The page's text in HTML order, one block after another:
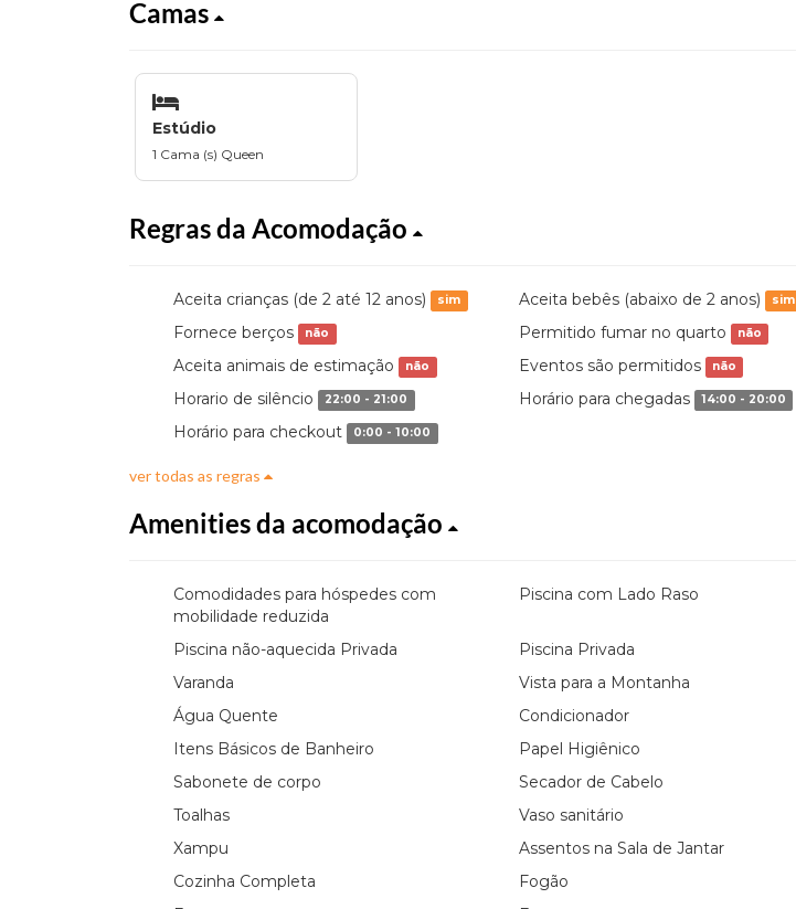
Camas
Estúdio
1 Cama (s) Queen
Regras da Acomodação
Aceita crianças (de 2 até 12 anos) sim Aceita bebês (abaixo de 2 anos) sim
Fornece berços não Permitido fumar no quarto não
Aceita animais de estimação não Eventos são permitidos não
Horario de silêncio 22:00 - 21:00 Horário para chegadas 14:00 - 20:00
Horário para checkout 0:00 - 10:00
ver todas as regras
Amenities da acomodação
Comodidades para hóspedes com
mobilidade reduzida
Piscina com Lado Raso
Piscina não-aquecida Privada
Piscina Privada
Varanda
Vista para a Montanha
Água Quente
Condicionador
Itens Básicos de Banheiro
Papel Higiênico
Sabonete de corpo
Secador de Cabelo
Toalhas
Vaso sanitário
Xampu
Assentos na Sala de Jantar
Cozinha Completa
Fogão